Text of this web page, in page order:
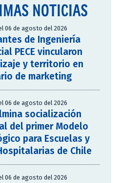
NOTICIAS
06 de agosto del 2026
de Ingeniería
PECE vincularon
y territorio en
de marketing
06 de agosto del 2026
socialización
del primer Modelo
para Escuelas y
de Chile
06 de agosto del 2026